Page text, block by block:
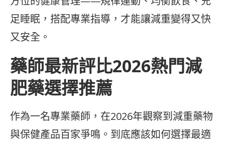
足睡眠，搭配專業指導，才能讓減重變得又快
又安全。
藥師最新評比2026熱門減
肥藥選擇推薦
作為一名專業藥師，在2026年觀察到減重藥物
與保健產品百家爭鳴。到底應該如何選擇最適